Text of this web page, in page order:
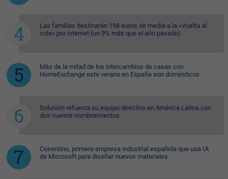
Las familias destinarán 198 euros de media a la «Vuelta al
cole» por internet (un 9% más que el año pasado)
Más de la mitad de los intercambios de casas con
HomeExchange este verano en España son domésticos
Solunion refuerza su equipo directivo en América Latina con
dos nuevos nombramientos
Cosentino, primera empresa industrial española que usa IA
de Microsoft para diseñar nuevos materiales